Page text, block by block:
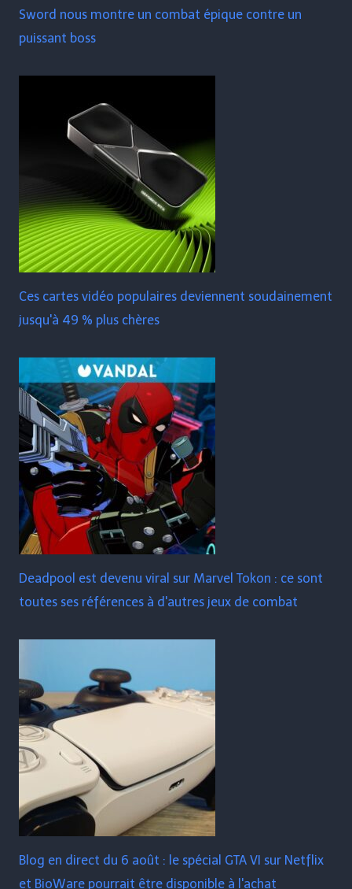
Sword nous montre un combat épique contre un
puissant boss
Ces cartes vidéo populaires deviennent soudainement
jusqu'à 49 % plus chères
Deadpool est devenu viral sur Marvel Tokon : ce sont
toutes ses références à d'autres jeux de combat
Blog en direct du 6 août : le spécial GTA VI sur Netflix
et BioWare pourrait être disponible à l'achat